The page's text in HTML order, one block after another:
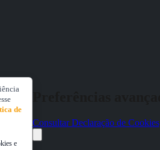
de
e
Consultar Declaração de Cookies